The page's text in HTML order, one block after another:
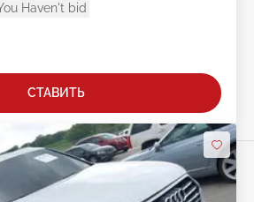
Haven't bid
СТАВИТЬ